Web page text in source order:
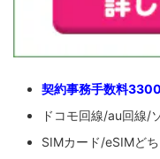
契約事務手数料
ドコモ回線/au回線/
SIMカード/eSIMど